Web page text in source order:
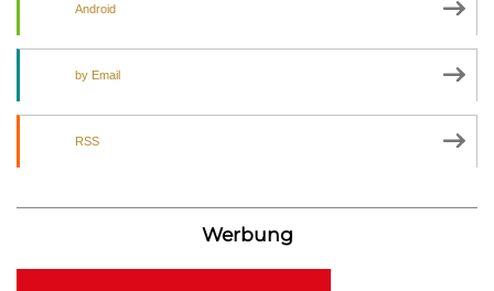
Android
by Email
RSS
Werbung